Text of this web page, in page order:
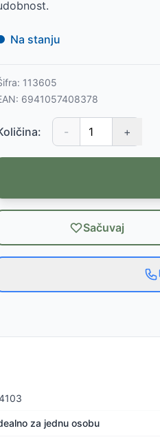
Na stanju
113605
6941057408378
- +
Sačuvaj
za jednu osobu